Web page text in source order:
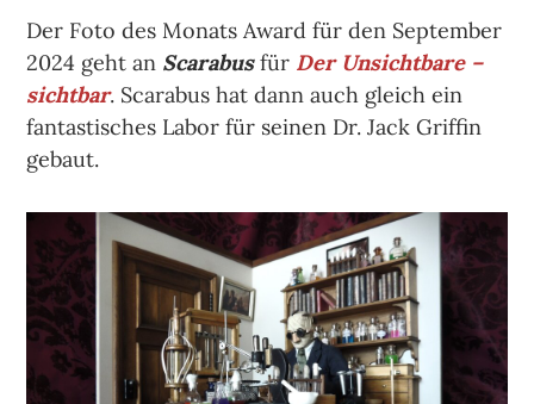
Der Foto des Monats Award für den September
2024 geht an Scarabus für Der Unsichtbare –
sichtbar. Scarabus hat dann auch gleich ein
fantastisches Labor für seinen Dr. Jack Griffin
gebaut.